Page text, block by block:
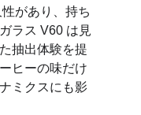
があり、持ち
ラス V60 は見
抽出体験を提
ヒーの味だけ
ミクスにも影